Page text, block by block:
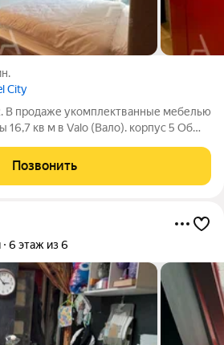
City
В продаже укомплектванные мебелью
16,7 кв м в Valo (Вало). корпус 5 Об
- управлением апартаментам
Позвонить
6 этаж из 6